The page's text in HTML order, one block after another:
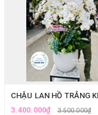
3.400.000₫
3.500.000₫